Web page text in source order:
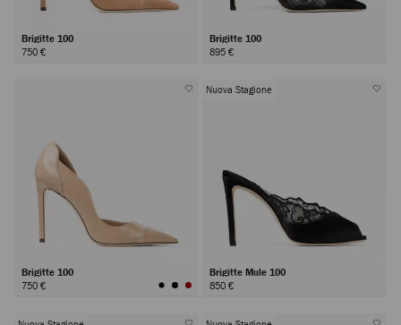
Brigitte 100
750 €
Brigitte 100
895 €
Brigitte 100
750 €
Nuova Stagione
Brigitte Mule 100
850 €